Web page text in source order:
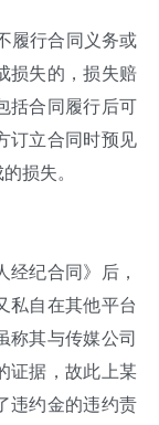
行合同义务或
损失的，损失赔
括合同履行后可
订立合同时预见
损失。
纪合同》后，
私自在其他平台
称其与传媒公司
证据，故此上某
违约金的违约责